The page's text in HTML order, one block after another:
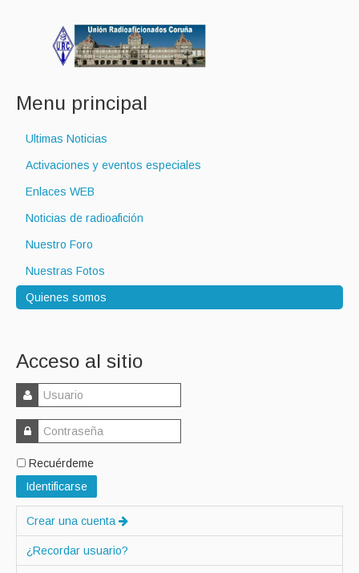
Menu principal
Ultimas Noticias
Activaciones y eventos especiales
Enlaces WEB
Noticias de radioafición
Nuestro Foro
Nuestras Fotos
Quienes somos
Acceso al sitio
Recuérdeme
Identificarse
Crear una cuenta
¿Recordar usuario?